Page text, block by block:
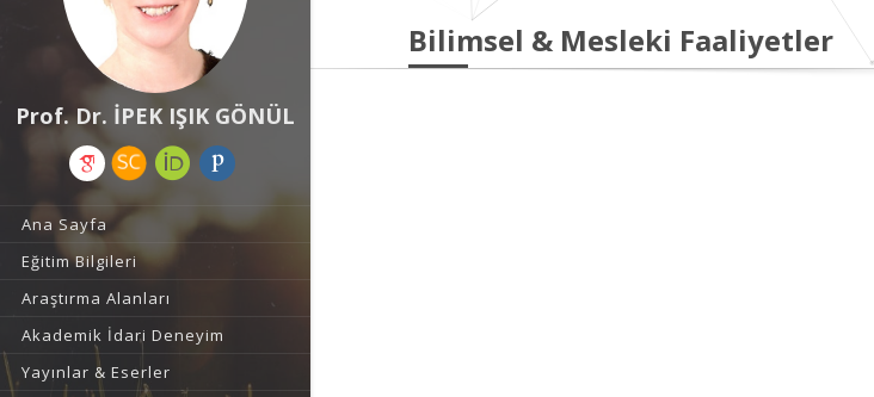
Prof. Dr. İPEK IŞIK GÖNÜL
Ana Sayfa
Eğitim Bilgileri
Araştırma Alanları
Akademik İdari Deneyim
Yayınlar & Eserler
Bilimsel & Mesleki Faaliyetler